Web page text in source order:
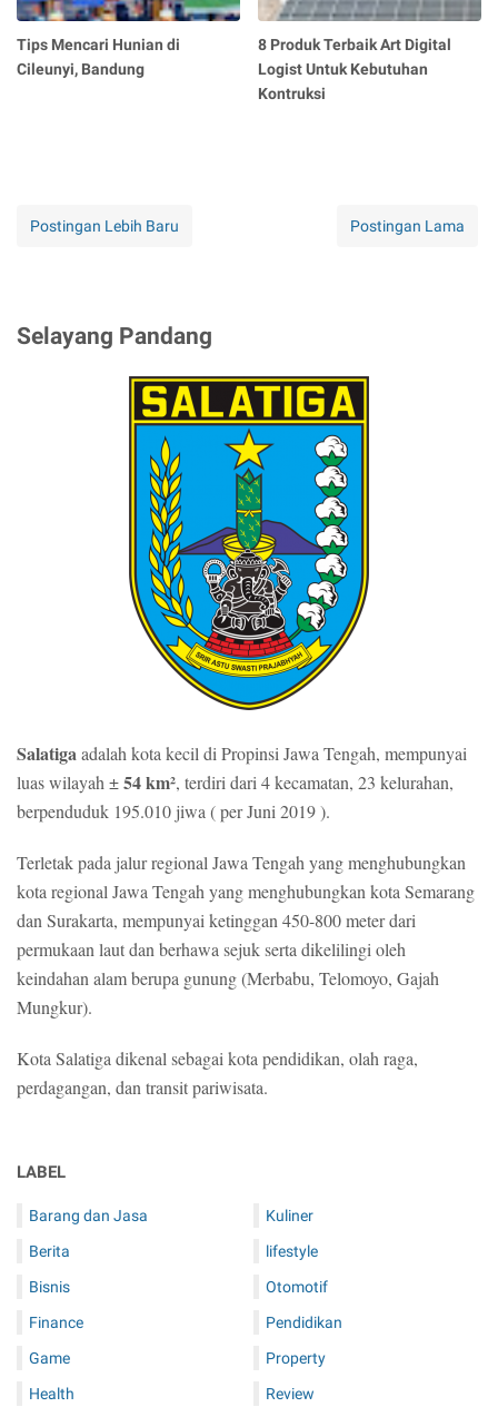
Tips Mencari Hunian di
Cileunyi, Bandung
8 Produk Terbaik Art Digital
Logist Untuk Kebutuhan
Kontruksi
Postingan Lebih Baru Postingan Lama
Selayang Pandang
Salatigaadalah kota kecil di Propinsi Jawa Tengah, mempunyai
luas wilayah ±54 km², terdiri dari 4 kecamatan, 23 kelurahan,
berpenduduk 195.010 jiwa ( per Juni 2019 ).
Terletak pada jalur regional Jawa Tengah yang menghubungkan
kota regional Jawa Tengah yang menghubungkan kota Semarang
dan Surakarta, mempunyai ketinggan 450-800 meter dari
permukaan laut dan berhawa sejuk serta dikelilingi oleh
keindahan alam berupa gunung (Merbabu, Telomoyo, Gajah
Mungkur).
Kota Salatiga dikenal sebagai kota pendidikan, olah raga,
perdagangan, dan transit pariwisata.
LABEL
Barang dan Jasa
Berita
Bisnis
Finance
Game
Health
Kuliner
lifestyle
Otomotif
Pendidikan
Property
Review